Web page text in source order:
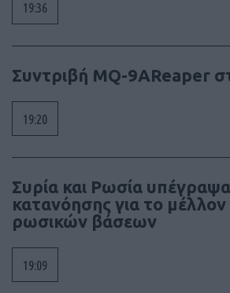
19:36
Συντριβή MQ-9AReaper
19:20
Συρία και Ρωσία
κατανόησης για το
ρωσικών βάσεων
19:09